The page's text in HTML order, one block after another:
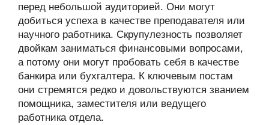
перед небольшой аудиторией. Они могут
добиться успеха в качестве преподавателя или
научного работника. Скрупулезность позволяет
двойкам заниматься финансовыми вопросами,
а потому они могут пробовать себя в качестве
банкира или бухгалтера. К ключевым постам
они стремятся редко и довольствуются званием
помощника, заместителя или ведущего
работника отдела.